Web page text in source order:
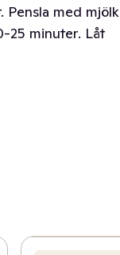
Pensla med mjölk
25 minuter. Låt